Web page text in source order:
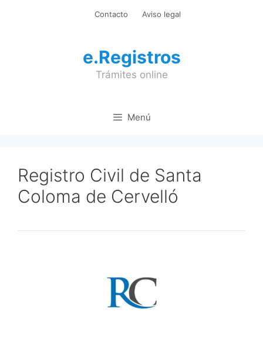
Contacto Aviso legal
e.Registros
Trámites online
Menú
Registro Civil de Santa
Coloma de Cervelló